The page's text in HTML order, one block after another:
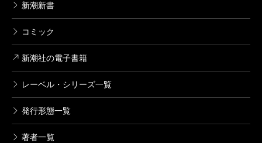
新潮新書
コミック
新潮社の電子書籍
レーベル・シリーズ一覧
発行形態一覧
著者一覧